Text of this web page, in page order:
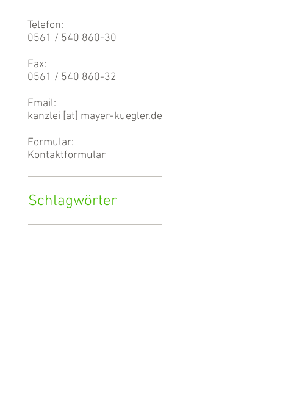
Telefon:
0561 / 540 860-30
Fax:
0561 / 540 860-32
Email:
kanzlei [at] mayer-kuegler.de
Formular:
Kontaktformular
Schlagwörter